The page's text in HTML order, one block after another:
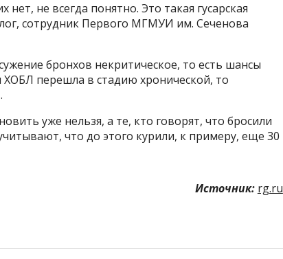
нет, не всегда понятно. Это такая гусарская
сотрудник Первого МГМУИ им. Сеченова
бронхов некритическое, то есть шансы
перешла в стадию хронической, то
уже нельзя, а те, кто говорят, что бросили
что до этого курили, к примеру, еще 30
Источник: rg.ru